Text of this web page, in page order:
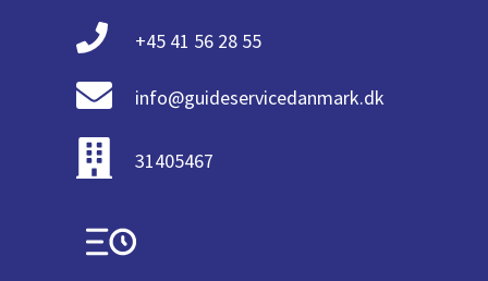
+45 41 56 28 55
info@guideservicedanmark.dk
31405467